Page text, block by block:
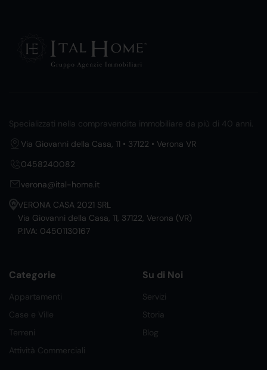
Specializzati nella compravendita immobiliare da più di 40 anni.
Via Giovanni della Casa, 11 • 37122 • Verona VR
0458240082
verona@ital-home.it
VERONA CASA 2021 SRL
Via Giovanni della Casa, 11, 37122, Verona (VR)
P.IVA: 04501130167
Categorie
Appartamenti
Case e Ville
Terreni
Attività Commerciali
Su di Noi
Servizi
Storia
Blog